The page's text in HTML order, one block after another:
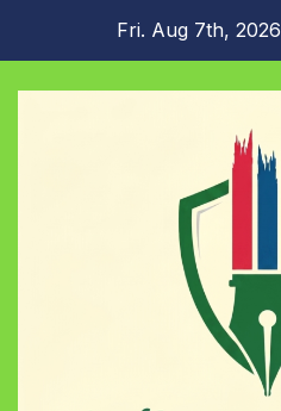
content
Fri. Aug 7th, 2026